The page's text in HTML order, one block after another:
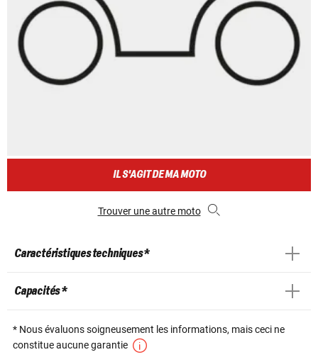
IL S'AGIT DE MA MOTO
Trouver une autre moto
Caractéristiques techniques *
Capacités *
* Nous évaluons soigneusement les informations, mais ceci ne
constitue aucune garantie